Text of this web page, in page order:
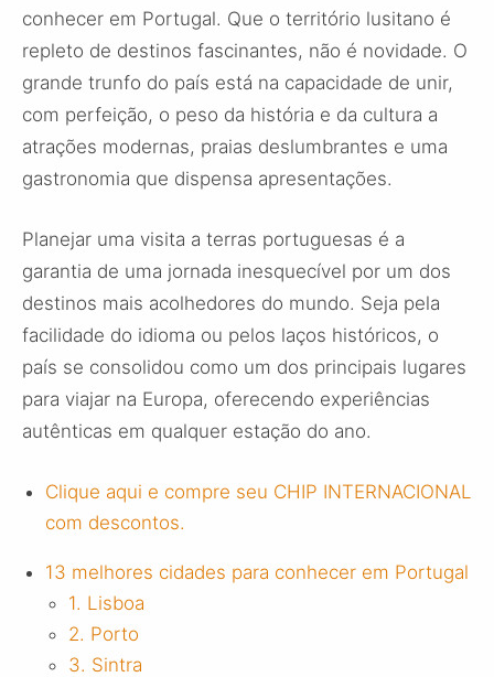
conhecer em Portugal. Que o território lusitano é
repleto de destinos fascinantes, não é novidade. O
grande trunfo do país está na capacidade de unir,
com perfeição, o peso da história e da cultura a
atrações modernas, praias deslumbrantes e uma
gastronomia que dispensa apresentações.
Planejar uma visita a terras portuguesas é a
garantia de uma jornada inesquecível por um dos
destinos mais acolhedores do mundo. Seja pela
facilidade do idioma ou pelos laços históricos, o
país se consolidou como um dos principais lugares
para viajar na Europa, oferecendo experiências
autênticas em qualquer estação do ano.
Clique aqui e compre seu CHIP INTERNACIONAL
com descontos.
13 melhores cidades para conhecer em Portugal
1. Lisboa
2. Porto
3. Sintra